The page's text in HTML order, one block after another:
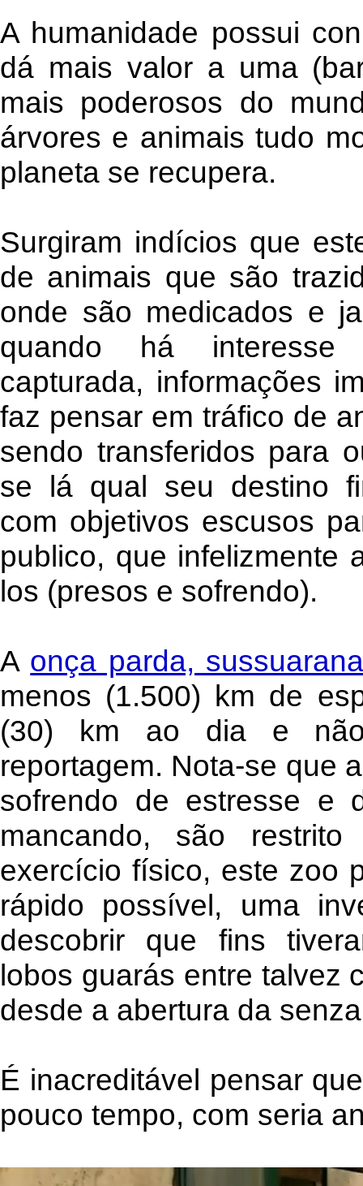
A humanidade possui
dá mais valor a uma
mais poderosos do
árvores e animais tudo
planeta se recupera.
Surgiram indícios que
de animais que são
onde são medicados e
quando há interesse
capturada, informações
faz pensar em tráfico de
sendo transferidos para
se lá qual seu destino
com objetivos escusos
publico, que infelizmente
los (presos e sofrendo).
A onça parda,
menos (1.500) km de
(30) km ao dia e
reportagem. Nota-se que
sofrendo de estresse e
mancando, são
exercício físico, este zoo
rápido possível, uma
descobrir que fins
lobos guarás entre talvez
desde a abertura da
É inacreditável pensar
pouco tempo, com seria